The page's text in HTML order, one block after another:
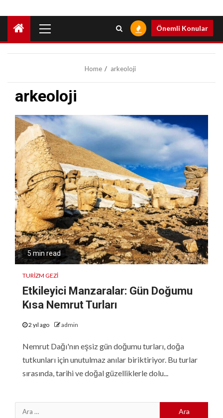
Menu
Önemli Konular
Home arkeoloji
arkeoloji
5 min read
TURIZM GEZI
Etkileyici Manzaralar: Gün Doğumu
Kısa Nemrut Turları
2 yıl ago admin
Nemrut Dağı'nın eşsiz gün doğumu turları, doğa
tutkunları için unutulmaz anılar biriktiriyor. Bu turlar
sırasında, tarihi ve doğal güzelliklerle dolu...
Arama: